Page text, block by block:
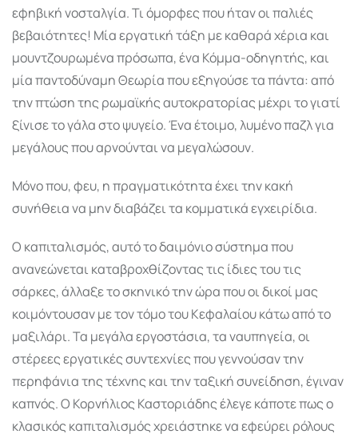
εφηβική νοσταλγία. Τι όμορφες που ήταν οι παλιές
βεβαιότητες! Μία εργατική τάξη με καθαρά χέρια και
μουντζουρωμένα πρόσωπα, ένα Κόμμα-οδηγητής, και
μία παντοδύναμη Θεωρία που εξηγούσε τα πάντα: από
την πτώση της ρωμαϊκής αυτοκρατορίας μέχρι το γιατί
ξίνισε το γάλα στο ψυγείο. Ένα έτοιμο, λυμένο παζλ για
μεγάλους που αρνούνται να μεγαλώσουν.
Μόνο που, φευ, η πραγματικότητα έχει την κακή
συνήθεια να μην διαβάζει τα κομματικά εγχειρίδια.
Ο καπιταλισμός, αυτό το δαιμόνιο σύστημα που
ανανεώνεται καταβροχθίζοντας τις ίδιες του τις
σάρκες, άλλαξε το σκηνικό την ώρα που οι δικοί μας
κοιμόντουσαν με τον τόμο του Κεφαλαίου κάτω από το
μαξιλάρι. Τα μεγάλα εργοστάσια, τα ναυπηγεία, οι
στέρεες εργατικές συντεχνίες που γεννούσαν την
περηφάνια της τέχνης και την ταξική συνείδηση, έγιναν
καπνός. Ο Κορνήλιος Καστοριάδης έλεγε κάποτε πως ο
κλασικός καπιταλισμός χρειάστηκε να εφεύρει ρόλους